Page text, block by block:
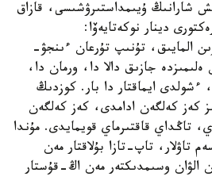
شارانىڭ ۇيىمداستىرۋشىسى، قازاق
دينار نوكەتايەۆا:
المايىق، تۇنىپ تۇرعان ءىنجۋ-
ەلىمىزدە جازىق دالا دا، ورمان دا،
ايماقتار دا بار. كوزدىڭ
كەز كەلگەن ادامدى، كەز كەلگەن
تاڭداي قاقتىرماي قويمايدى. مۇندا
تاۋلار، تاپ-تازا بۇلاقتار مەن
الۋان وسىمدىكتەر مەن اڭ-قۇستار